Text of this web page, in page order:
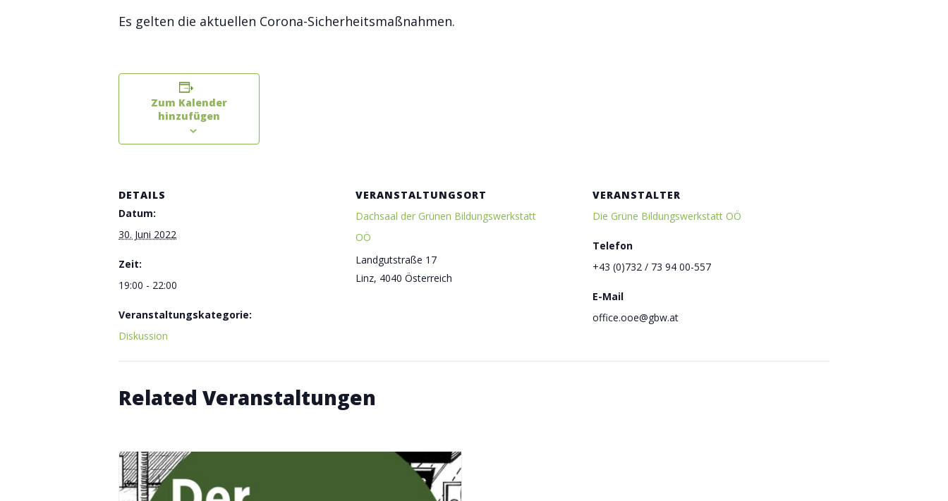
Es gelten die aktuellen Corona-Sicherheitsmaßnahmen.
Zum Kalender
hinzufügen
DETAILS
Datum:
30. Juni 2022
Zeit:
19:00 - 22:00
Veranstaltungskategorie:
Diskussion
VERANSTALTUNGSORT
Dachsaal der Grünen Bildungswerkstatt
OÖ
Landgutstraße 17
Linz, 4040 Österreich
VERANSTALTER
Die Grüne Bildungswerkstatt OÖ
Telefon
+43 (0)732 / 73 94 00-557
E-Mail
office.ooe@gbw.at
Related Veranstaltungen